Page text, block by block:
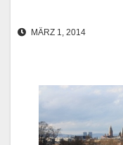
MÄRZ 1, 2014